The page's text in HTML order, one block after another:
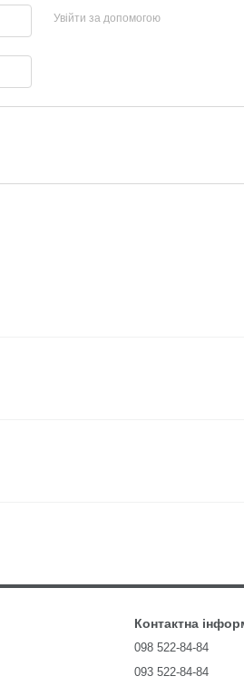
Увійти за допомогою
Контактна
098 522-84-84
093 522-84-84